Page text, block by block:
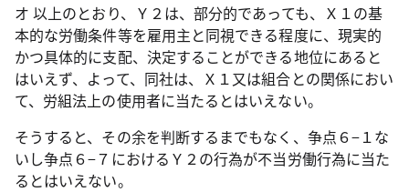
オ 以上のとおり、Ｙ２は、部分的であっても、Ｘ１の基
本的な労働条件等を雇用主と同視できる程度に、現実的
かつ具体的に支配、決定することができる地位にあると
はいえず、よって、同社は、Ｘ１又は組合との関係におい
て、労組法上の使用者に当たるとはいえない。
そうすると、その余を判断するまでもなく、争点６−１な
いし争点６−７におけるＹ２の行為が不当労働行為に当た
るとはいえない。